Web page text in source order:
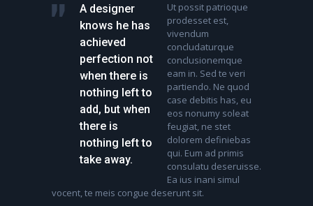
A designer
knows he has
achieved
perfection not
when there is
nothing left to
add, but when
there is
nothing left to
take away.
Ut possit patrioque
prodesset est,
vivendum
concludaturque
conclusionemque
eam in. Sed te veri
partiendo. Ne quod
case debitis has, eu
eos nonumy soleat
feugiat, ne stet
dolorem definiebas
qui. Eum ad primis
consulatu deseruisse.
Ea ius inani simul
vocent, te meis congue deserunt sit.